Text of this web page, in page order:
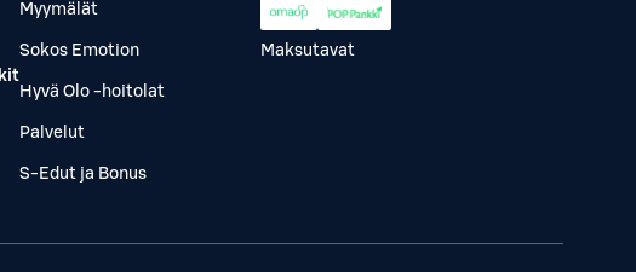
Myymälät
Sokos Emotion
Hyvä Olo -hoitolat
Palvelut
S-Edut ja Bonus
Maksutavat